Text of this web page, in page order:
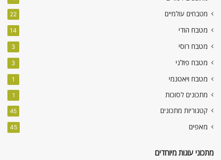
מטבחים עולמיים 22
מטבח הודי 14
מטבח רוסי 3
מטבח פולני 3
מטבח ויאטנמי 1
מתכונים לסוכות 1
קטגוריות מתכונים 45
מאפים 45
מתכוני עוגות מיוחדים